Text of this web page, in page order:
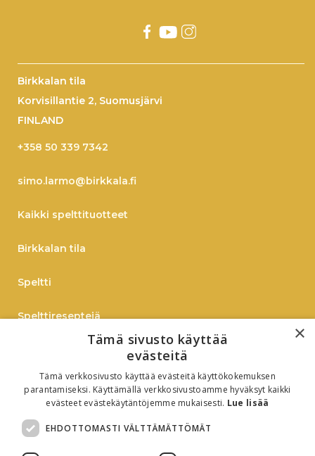
Birkkalan tila
Korvisillantie 2, Suomusjärvi
FINLAND
+358 50 339 7342
simo.larmo@birkkala.fi
Kaikki spelttituotteet
Birkkalan tila
Speltti
Spelttireseptejä
Verkkokauppaan
B2B
Oiva-raportti
×
Tämä sivusto käyttää
evästeitä
Tämä verkkosivusto käyttää evästeitä käyttökokemuksen
parantamiseksi. Käyttämällä verkkosivustoamme hyväksyt kaikki
evästeet evästekäytäntöjemme mukaisesti. Lue lisää
EHDOTTOMASTI VÄLTTÄMÄTTÖMÄT